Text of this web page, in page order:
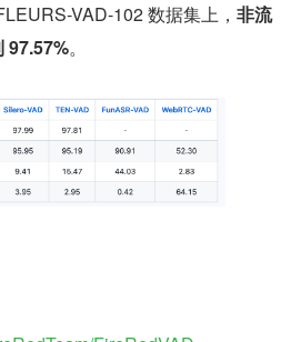
VAD-102 数据集上， 非流
97.57%。